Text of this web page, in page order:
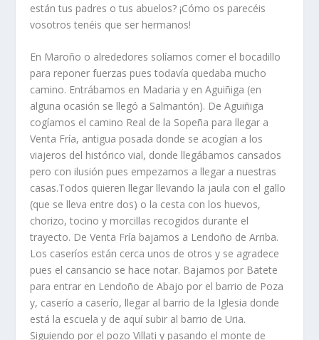
están tus padres o tus abuelos? ¡Cómo os parecéis
vosotros tenéis que ser her­manos!
En Maroño o alrededores solí­amos comer el bocadillo
para reponer fuerzas pues todaví­a quedaba mucho
camino. Entrábamos en Madaria y en Aguiñiga (en
alguna ocasión se llegó a Salmantón). De Aguiñiga
cogí­amos el camino Real de la Sopeña para llegar a
Venta Frí­a, antigua posada donde se acogí­an a los
viajeros del histórico vial, donde llegábamos cansados
pero con ilusión pues empezamos a llegar a nues­tras
casas.Todos quieren llegar llevando la jaula con el gallo
(que se lleva entre dos) o la cesta con los huevos,
chorizo, tocino y morcillas recogidos durante el
trayecto. De Venta Frí­a bajamos a Lendoño de Arriba.
Los caserí­os están cerca unos de otros y se agradece
pues el cansancio se hace no­tar. Bajamos por Batete
para entrar en Lendoño de Abajo por el barrio de Poza
y, caserí­o a caserí­o, llegar al barrio de la Iglesia donde
está la escuela y de aquí­ subir al barrio de Uria.
Siguiendo por el pozo Villati y pasando el monte de